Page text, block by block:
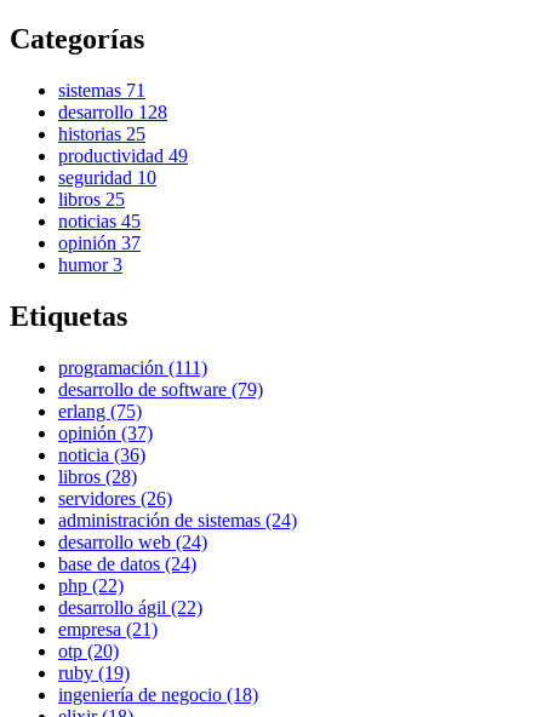
Categorías
sistemas 71
desarrollo 128
historias 25
productividad 49
seguridad 10
libros 25
noticias 45
opinión 37
humor3
Etiquetas
programación (111)
desarrollo de software (79)
erlang (75)
opinión (37)
noticia (36)
libros (28)
servidores (26)
administración de sistemas (24)
desarrollo web (24)
base de datos (24)
php (22)
desarrollo ágil (22)
empresa (21)
otp (20)
ruby (19)
ingeniería de negocio (18)